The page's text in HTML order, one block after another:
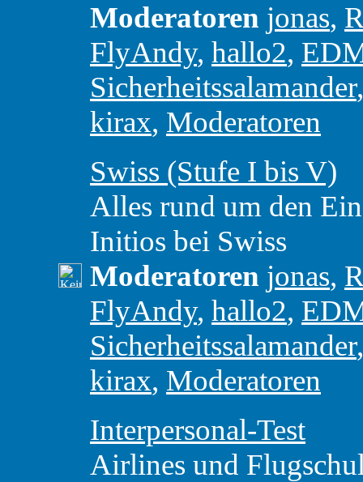
Moderatoren jonas,
FlyAndy, hallo2,
Sicherheitssalamander
kirax, Moderatoren
Swiss (Stufe I bis V)
Alles rund um den
Initios bei Swiss
Moderatoren jonas,
FlyAndy, hallo2,
Sicherheitssalamander
kirax, Moderatoren
Interpersonal-Test
Airlines und